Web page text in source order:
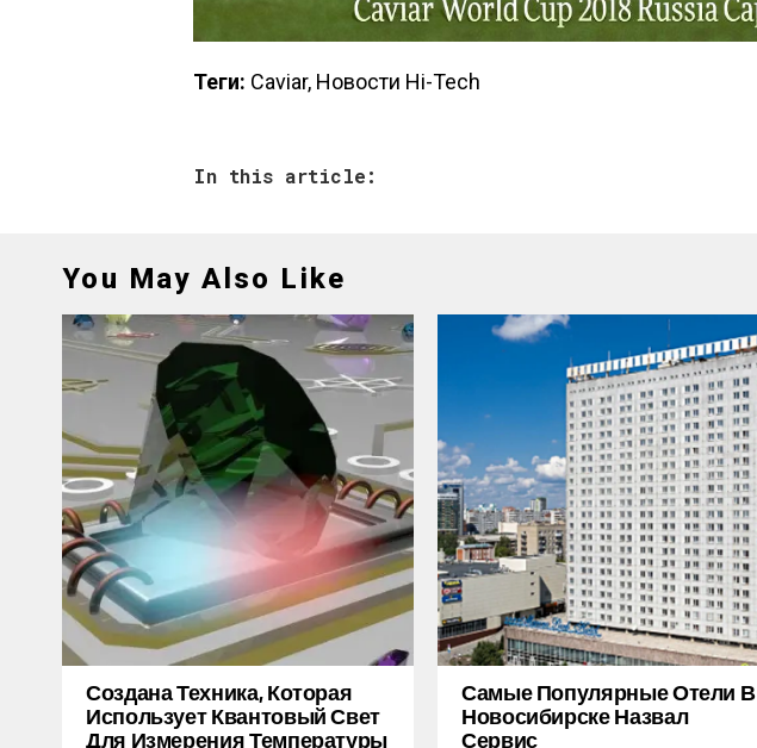
Теги: Caviar, Новости Hi-Tech
In this article:
You May Also Like
Создана Техника, Которая
Использует Квантовый Свет
Для Измерения Температуры
Самые Популярные Отели В
Новосибирске Назвал
Сервис